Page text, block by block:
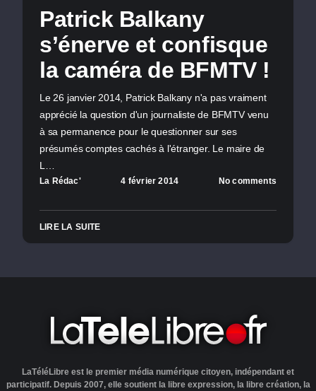
Patrick Balkany
s’énerve et confisque
la caméra de BFMTV !
Le 26 janvier 2014, Patrick Balkany n'a pas vraiment
apprécié la question d'un journaliste de BFMTV venu
à sa permanence pour le questionner sur ses
présumés comptes cachés à l'étranger. Le maire de
L…
La Rédac' 4 février 2014 No comments
LIRE LA SUITE
LaTéléLibre est le premier média numérique citoyen, indépendant et
participatif. Depuis 2007, elle soutient la libre expression, la libre création, la